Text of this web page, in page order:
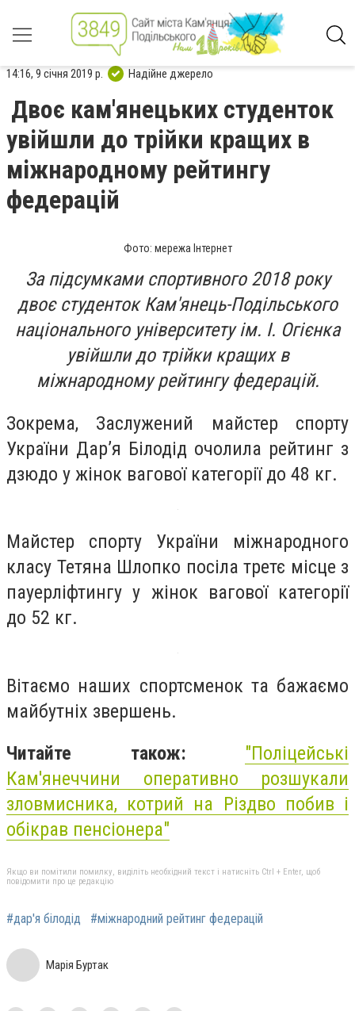
14:16, 9 січня 2019 р. Надійне джерело
Двоє кам'янецьких студенток
увійшли до трійки кращих в
міжнародному рейтингу
федерацій
Фото: мережа Інтернет
За підсумками спортивного 2018 року
двоє студенток Кам'янець-Подільського
національного університету ім. І. Огієнка
увійшли до трійки кращих в
міжнародному рейтингу федерацій.
Зокрема, Заслужений майстер спорту
України Дар’я Білодід очолила рейтинг з
дзюдо у жінок вагової категорії до 48 кг.
Майстер спорту України міжнародного
класу Тетяна Шлопко посіла третє місце з
пауерліфтингу у жінок вагової категорії
до 52 кг.
Вітаємо наших спортсменок та бажаємо
майбутніх звершень.
Читайте також: "Поліцейські
Кам'янеччини оперативно розшукали
зловмисника, котрий на Різдво побив і
обікрав пенсіонера"
Якщо ви помітили помилку, виділіть необхідний текст і натисніть Ctrl + Enter, щоб
повідомити про це редакцію
#дар'я білодід #міжнародний рейтинг федерацій
Марія Буртак